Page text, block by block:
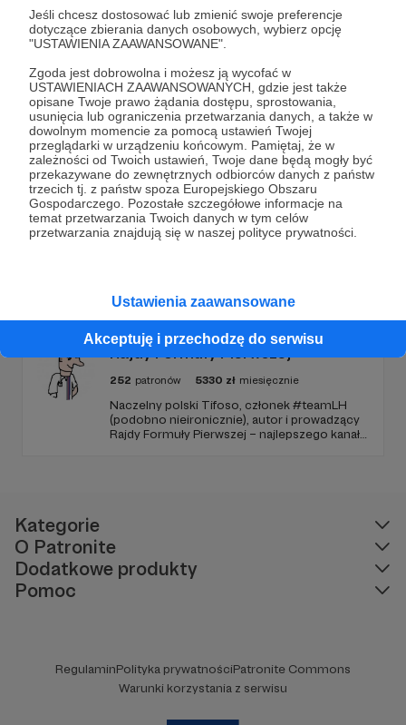
Jeśli chcesz dostosować lub zmienić swoje preferencje
dotyczące zbierania danych osobowych, wybierz opcję
"USTAWIENIA ZAAWANSOWANE".
Zgoda jest dobrowolna i możesz ją wycofać w
USTAWIENIACH ZAAWANSOWANYCH, gdzie jest także
opisane Twoje prawo żądania dostępu, sprostowania,
usunięcia lub ograniczenia przetwarzania danych, a także w
dowolnym momencie za pomocą ustawień Twojej
przeglądarki w urządzeniu końcowym. Pamiętaj, że w
zależności od Twoich ustawień, Twoje dane będą mogły być
przekazywane do zewnętrznych odbiorców danych z państw
trzecich tj. z państw spoza Europejskiego Obszaru
Gospodarczego. Pozostałe szczegółowe informacje na
temat przetwarzania Twoich danych w tym celów
przetwarzania znajdują się w naszej polityce prywatności.
Ustawienia zaawansowane
Akceptuję i przechodzę do serwisu
Zostań Patronem
Promowani autorzy
Marcin Majewski
1306 patronów
Rajdy Formuły Pierwszej
252 patronów 5330 zł miesięcznie
Naczelny polski Tifoso, członek #teamLH
(podobno nieironicznie), autor i prowadzący
Rajdy Formuły Pierwszej – najlepszego kanału
Kategorie
O Patronite
Dodatkowe produkty
Pomoc
RegulaminPolityka prywatnościPatronite Commons
Warunki korzystania z serwisu